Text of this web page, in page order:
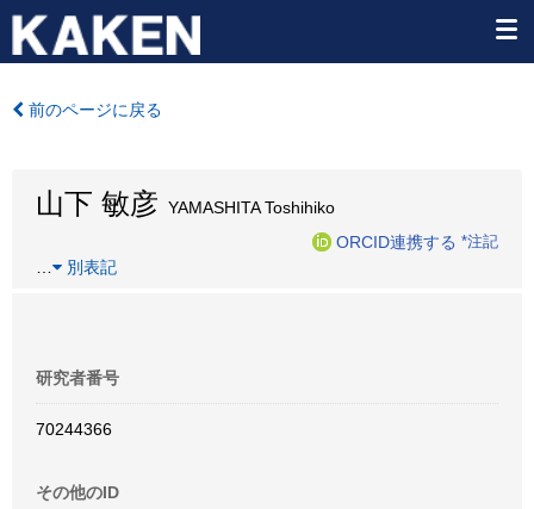
前のページに戻る
山下 敏彦 YAMASHITA Toshihiko
ORCID連携する *注記
別表記
研究者番号
70244366
その他のID